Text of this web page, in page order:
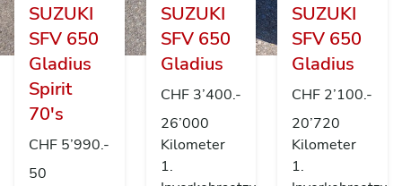
SUZUKI
SFV 650
Gladius
Spirit
70's
CHF 5’990.-
50
SUZUKI
SFV 650
Gladius
CHF 3’400.-
26’000
Kilometer
1.
SUZUKI
SFV 650
Gladius
CHF 2’100.-
20’720
Kilometer
1.